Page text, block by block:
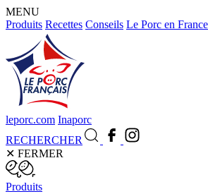
MENU
Produits Recettes Conseils Le Porc en France
leporc.com Inaporc
RECHERCHER
✕ FERMER
Produits